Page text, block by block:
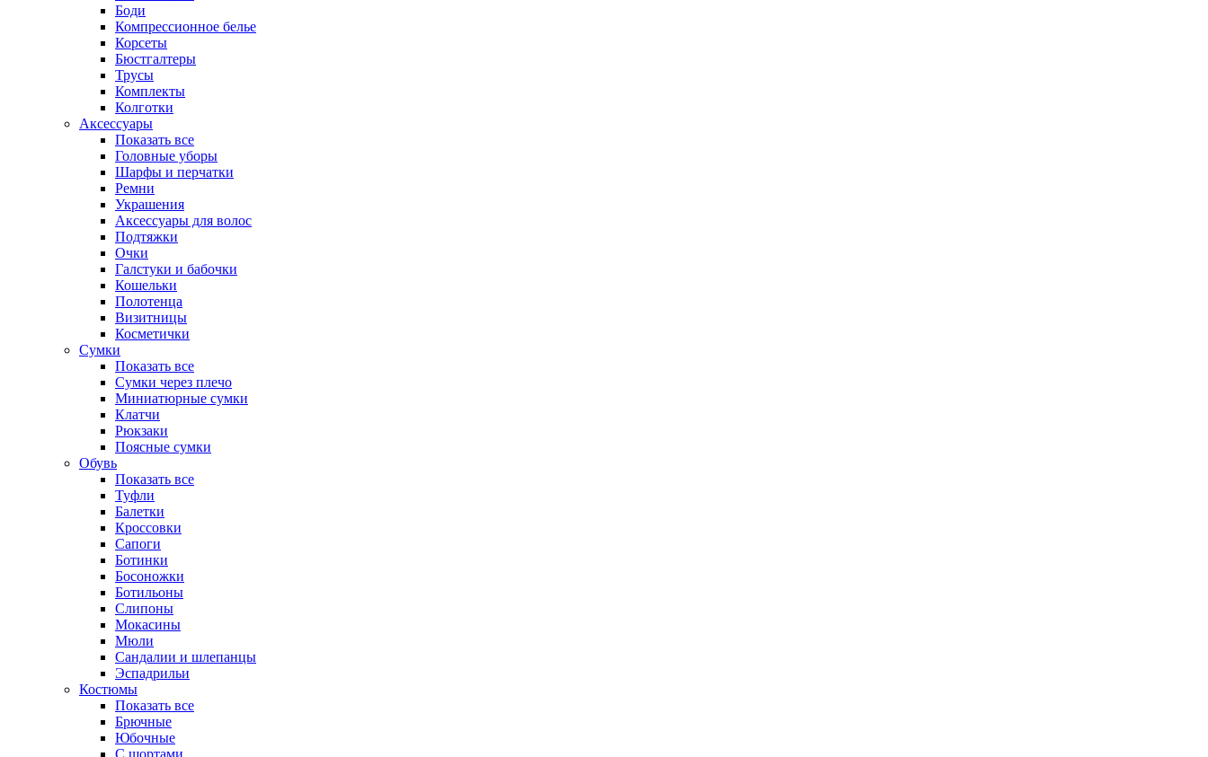
Боди
Компрессионное белье
Корсеты
Бюстгалтеры
Трусы
Комплекты
Колготки
Аксессуары
Показать все
Головные уборы
Шарфы и перчатки
Ремни
Украшения
Аксессуары для волос
Подтяжки
Очки
Галстуки и бабочки
Кошельки
Полотенца
Визитницы
Косметички
Сумки
Показать все
Сумки через плечо
Миниатюрные cумки
Клатчи
Рюкзаки
Поясные сумки
Обувь
Показать все
Туфли
Балетки
Кроссовки
Сапоги
Ботинки
Босоножки
Ботильоны
Слипоны
Мокасины
Мюли
Сандалии и шлепанцы
Эспадрильи
Костюмы
Показать все
Брючные
Юбочные
С шортами